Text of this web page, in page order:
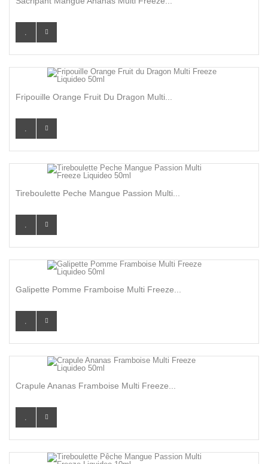
Fripouille Orange Fruit Du Dragon Multi...
Tireboulette Peche Mangue Passion Multi...
Galipette Pomme Framboise Multi Freeze...
Crapule Ananas Framboise Multi Freeze...